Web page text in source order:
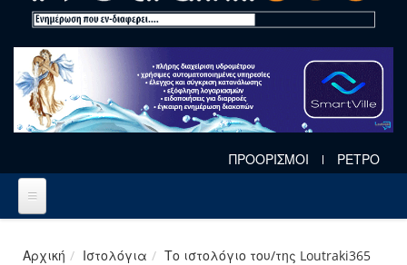
ΠΡΟΟΡΙΣΜΟΙ ΡΕΤΡΟ
Αρχική Ιστολόγια
Το ιστολόγιο του/της Loutraki365